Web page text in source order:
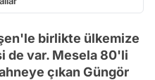
birlikte ülkemize
de var. Mesela 80'li
çıkan Güngör